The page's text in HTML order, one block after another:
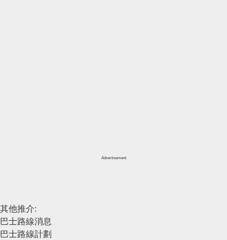
Advertisement
其他推介:
巴士路線消息
巴士路線計劃